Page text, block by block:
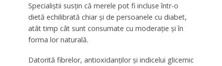
Specialiștii susțin că merele pot fi incluse într-o
dietă echilibrată chiar și de persoanele cu diabet,
atât timp cât sunt consumate cu moderație și în
forma lor naturală.
Datorită fibrelor, antioxidanților și indicelui glicemic